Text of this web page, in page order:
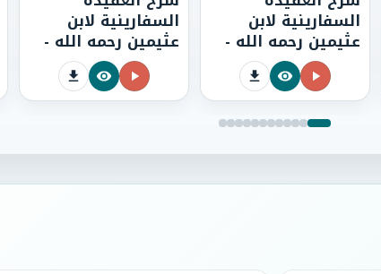
السفارينية لابن
عثيمين رحمه الله -
الدرس السادس
والتسعون (96)
السفارينية لابن
عثيمين رحمه الله -
الدرس الخامس
والتسعون (95)